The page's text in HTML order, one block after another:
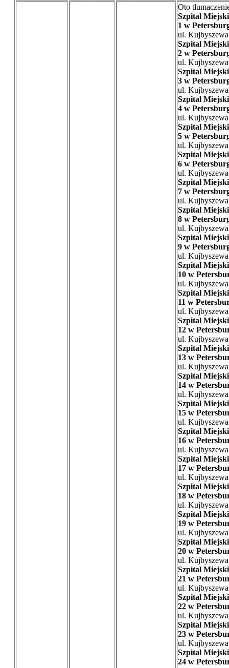
Oto
Szpital
1 w
ul.
Szpital
2 w
ul.
Szpital
3 w
ul.
Szpital
4 w
ul.
Szpital
5 w
ul.
Szpital
6 w
ul.
Szpital
7 w
ul.
Szpital
8 w
ul.
Szpital
9 w
ul.
Szpital
10 w
ul.
Szpital
11 w
ul.
Szpital
12 w
ul.
Szpital
13 w
ul.
Szpital
14 w
ul.
Szpital
15 w
ul.
Szpital
16 w
ul.
Szpital
17 w
ul.
Szpital
18 w
ul.
Szpital
19 w
ul.
Szpital
20 w
ul.
Szpital
21 w
ul.
Szpital
22 w
ul.
Szpital
23 w
ul.
Szpital
24 w